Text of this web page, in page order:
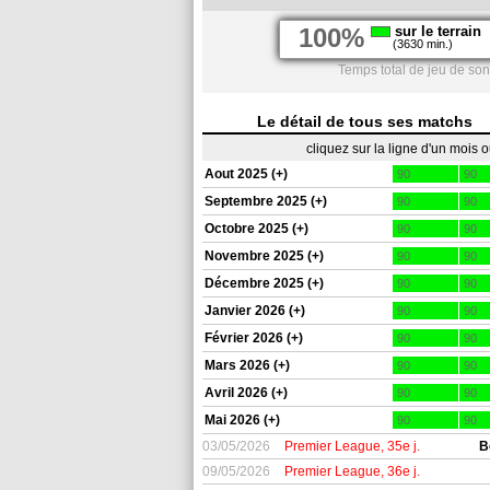
100% sur le terrain
(3630 min.)
Temps total de jeu de
Le détail de tous ses matchs
cliquez sur la ligne d'un mois
Aout 2025 (+)
90 90
Septembre 2025 (+) 90 90
Octobre 2025 (+) 90 90
Novembre 2025 (+) 90 90
Décembre 2025 (+) 90 90
Janvier 2026 (+) 90 90
Février 2026 (+) 90 90
Mars 2026 (+) 90 90
Avril 2026 (+) 90 90
Mai 2026 (+) 90 90
03/05/2026 Premier League, 35e j.
09/05/2026
Premier League, 36e j.